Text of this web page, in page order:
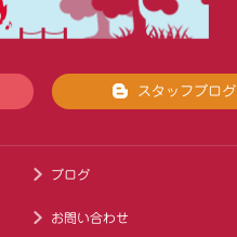
スタッフブログ
ブログ
お問い合わせ